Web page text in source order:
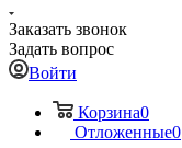
Заказать звонок
Задать вопрос
Войти
Корзина0
Отложенные0